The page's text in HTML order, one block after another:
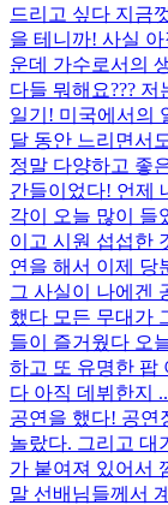
드리고 싶다 지금
을 테니까! 사실
운데 가수로서의
다들 뭐해요???
일기! 미국에서의
달 동안 느리면서
정말 다양하고 좋
간들이었다! 언제
각이 오늘 많이 들
이고 시원 섭섭한
연을 해서 이제 당
그 사실이 나에겐
했다 모든 무대가
들이 즐거웠다 오
하고 또 유명한 팝
다 아직 데뷔한지
공연을 했다! 공연
놀랐다. 그리고 대
가 붙여져 있어서
말 선배님들께서